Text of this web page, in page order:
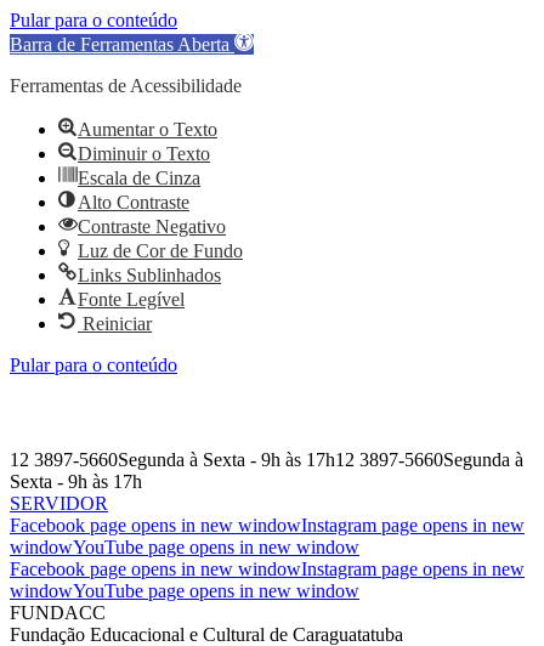
Pular para o conteúdo
Barra de Ferramentas Aberta
Ferramentas de Acessibilidade
Aumentar o Texto
Diminuir o Texto
Escala de Cinza
Alto Contraste
Contraste Negativo
Luz de Cor de Fundo
Links Sublinhados
Fonte Legível
Reiniciar
Pular para o conteúdo
12 3897-5660Segunda à Sexta - 9h às 17h12 3897-5660Segunda à
Sexta - 9h às 17h
SERVIDOR
Facebook page opens in new windowInstagram page opens in new
windowYouTube page opens in new window
Facebook page opens in new windowInstagram page opens in new
windowYouTube page opens in new window
FUNDACC
Fundação Educacional e Cultural de Caraguatatuba